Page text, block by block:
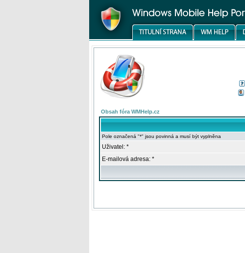
Obsah fóra WMHelp.cz
Pole označená "*" jsou povinná a musí být vyplněna
Uživatel: *
E-mailová adresa: *